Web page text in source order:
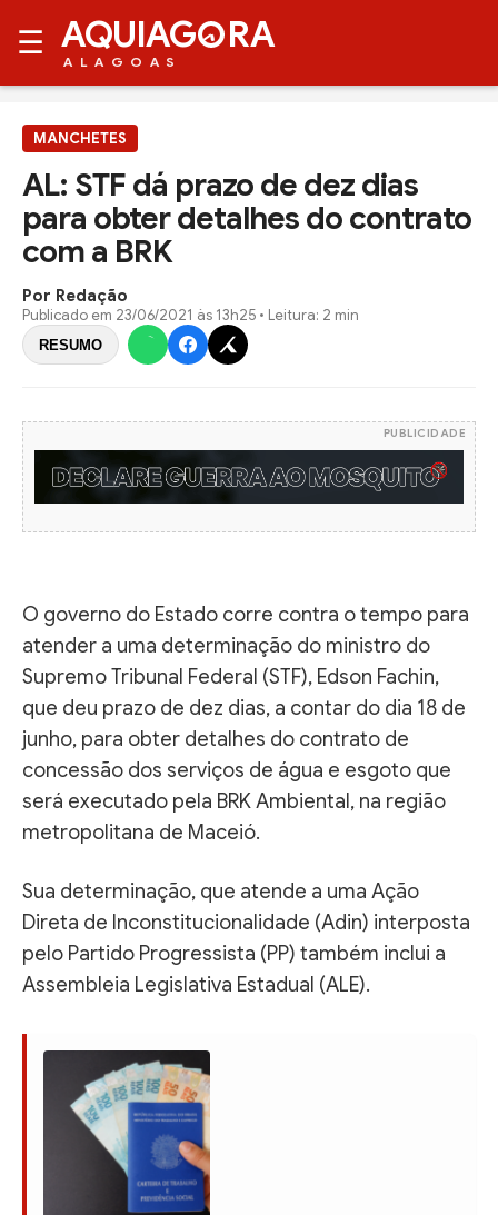
☰ AQUIAG RA
ALAGOAS
MANCHETES
AL: STF dá prazo de dez dias
para obter detalhes do contrato
com a BRK
Por Redação
Publicado em 23/06/2021 às 13h25 • Leitura: 2 min
RESUMO
PUBLICIDADE
O governo do Estado corre contra o tempo para
atender a uma determinação do ministro do
Supremo Tribunal Federal (STF), Edson Fachin,
que deu prazo de dez dias, a contar do dia 18 de
junho, para obter detalhes do contrato de
concessão dos serviços de água e esgoto que
será executado pela BRK Ambiental, na região
metropolitana de Maceió.
Sua determinação, que atende a uma Ação
Direta de Inconstitucionalidade (Adin) interposta
pelo Partido Progressista (PP) também inclui a
Assembleia Legislativa Estadual (ALE).